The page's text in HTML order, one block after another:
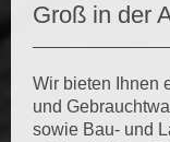
Groß in der
Wir bieten Ihnen
und
sowie Bau- und